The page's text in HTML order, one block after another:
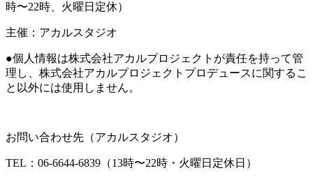
時〜22時、火曜日定休）
主催：アカルスタジオ
●個人情報は株式会社アカルプロジェクトが責任を持って管
理し、株式会社アカルプロジェクトプロデュースに関するこ
と以外には使用しません。
お問い合わせ先（アカルスタジオ）
TEL：06-6644-6839（13時〜22時・火曜日定休日）